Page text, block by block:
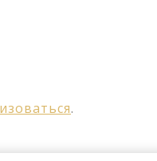
.